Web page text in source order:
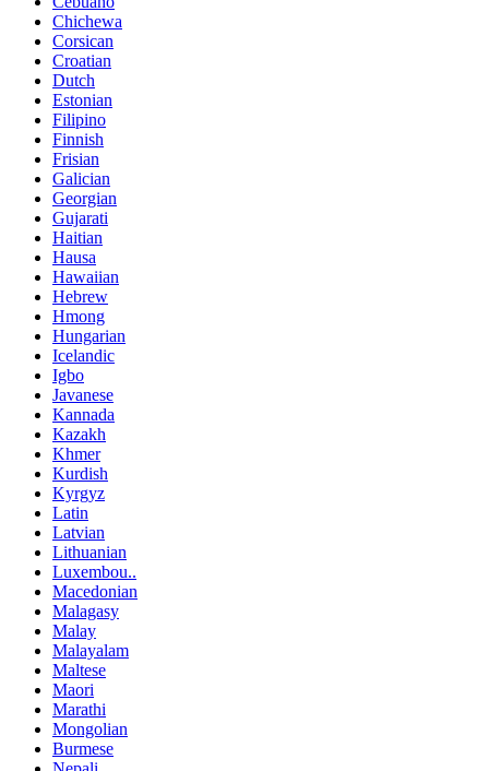
Chichewa
Corsican
Croatian
Dutch
Estonian
Filipino
Finnish
Frisian
Galician
Georgian
Gujarati
Haitian
Hausa
Hawaiian
Hebrew
Hmong
Hungarian
Icelandic
Igbo
Javanese
Kannada
Kazakh
Khmer
Kurdish
Kyrgyz
Latin
Latvian
Lithuanian
Luxembou..
Macedonian
Malagasy
Malay
Malayalam
Maltese
Maori
Marathi
Mongolian
Burmese